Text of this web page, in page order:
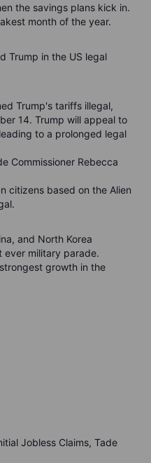
the savings plans kick in.
month of the year.
Trump in the US legal
Trump's tariffs illegal,
14. Trump will appeal to
to a prolonged legal
Commissioner Rebecca
citizens based on the Alien
and North Korea
ever military parade.
growth in the
Jobless Claims, Tade